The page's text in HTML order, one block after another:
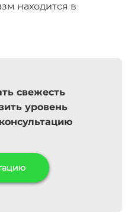
находится в
свежесть
уровень